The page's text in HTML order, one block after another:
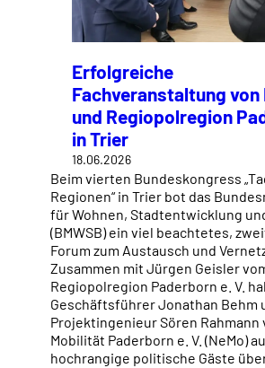
Erfolgreiche
Fachveranstaltung von
und Regiopolregion
in Trier
18.06.2026
Beim vierten Bundeskongress
Regionen“ in Trier bot das
für Wohnen, Stadtentwicklung
(BMWSB) ein viel beachtetes,
Forum zum Austausch und
Zusammen mit Jürgen Geisler
Regiopolregion Paderborn e. V.
Geschäftsführer Jonathan Behm
Projektingenieur Sören Rahmann
Mobilität Paderborn e. V. (NeMo)
hochrangige politische Gäste